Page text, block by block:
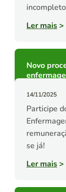
Ler mais>
Novo
14/11/2025
Participe
se já!
Ler mais>